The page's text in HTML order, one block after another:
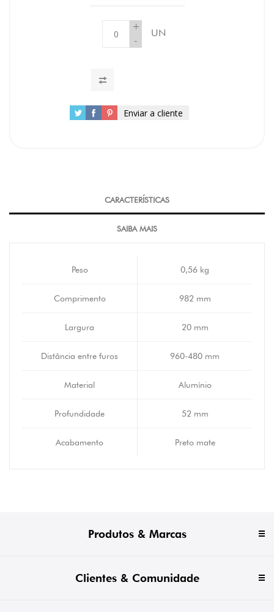
+
-
UN
Enviar a cliente
CARACTERÍSTICAS
SAIBA MAIS
Peso 0,56 kg
Comprimento 982 mm
Largura 20 mm
Distância entre furos 960-480 mm
Material Alumínio
Profundidade 52 mm
Acabamento Preto mate
Produtos & Marcas
Clientes & Comunidade